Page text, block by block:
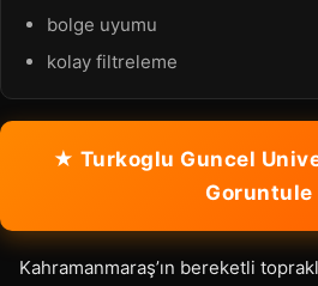
bolge uyumu
kolay filtreleme
★ Turkoglu Guncel
Goruntule
Kahramanmaraş’ın bereketli